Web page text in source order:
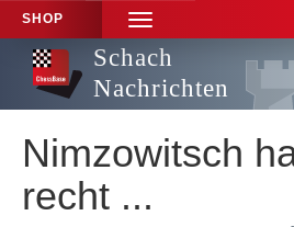
SHOP
TOGGLE
NAVIGATION
Schach
Nachrichten
Nimzowitsch
recht ...